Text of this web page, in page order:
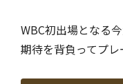
WBC初出場となる
期待を背負ってプレ